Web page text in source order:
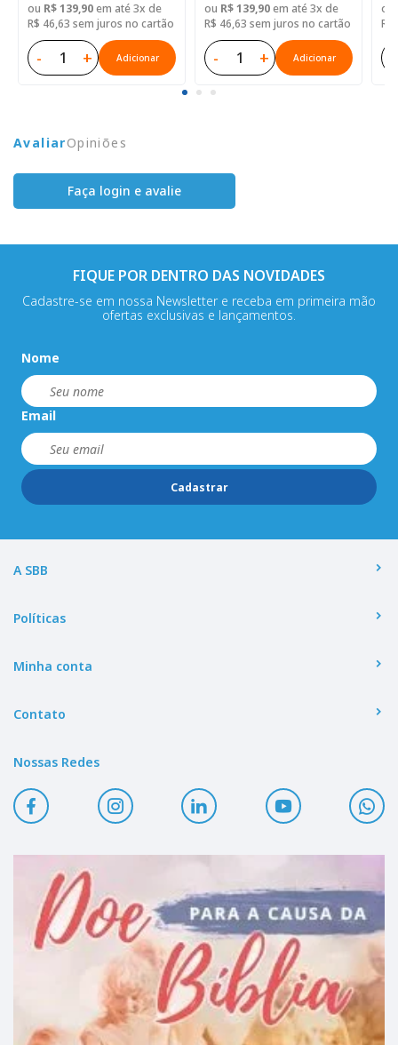
ou R$ 139,90em até 3x de
R$ 46,63 sem juros no cartão
- + Adicionar
ou R$ 139,90em até 3x de
R$ 46,63 sem juros no cartão
- + Adicionar
ou
R$
AvaliarOpiniões
Faça login e avalie
FIQUE POR DENTRO DAS NOVIDADES
Cadastre-se em nossa Newsletter e receba em primeira mão
ofertas exclusivas e lançamentos.
Nome
Email
Cadastrar
A SBB
Políticas
Minha conta
Contato
Nossas Redes